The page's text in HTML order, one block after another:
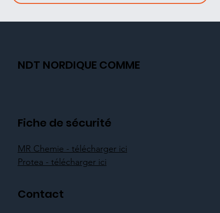
NDT NORDIQUE COMME
Fiche de sécurité
MR Chemie - télécharger ici
Protea - télécharger ici
Contact